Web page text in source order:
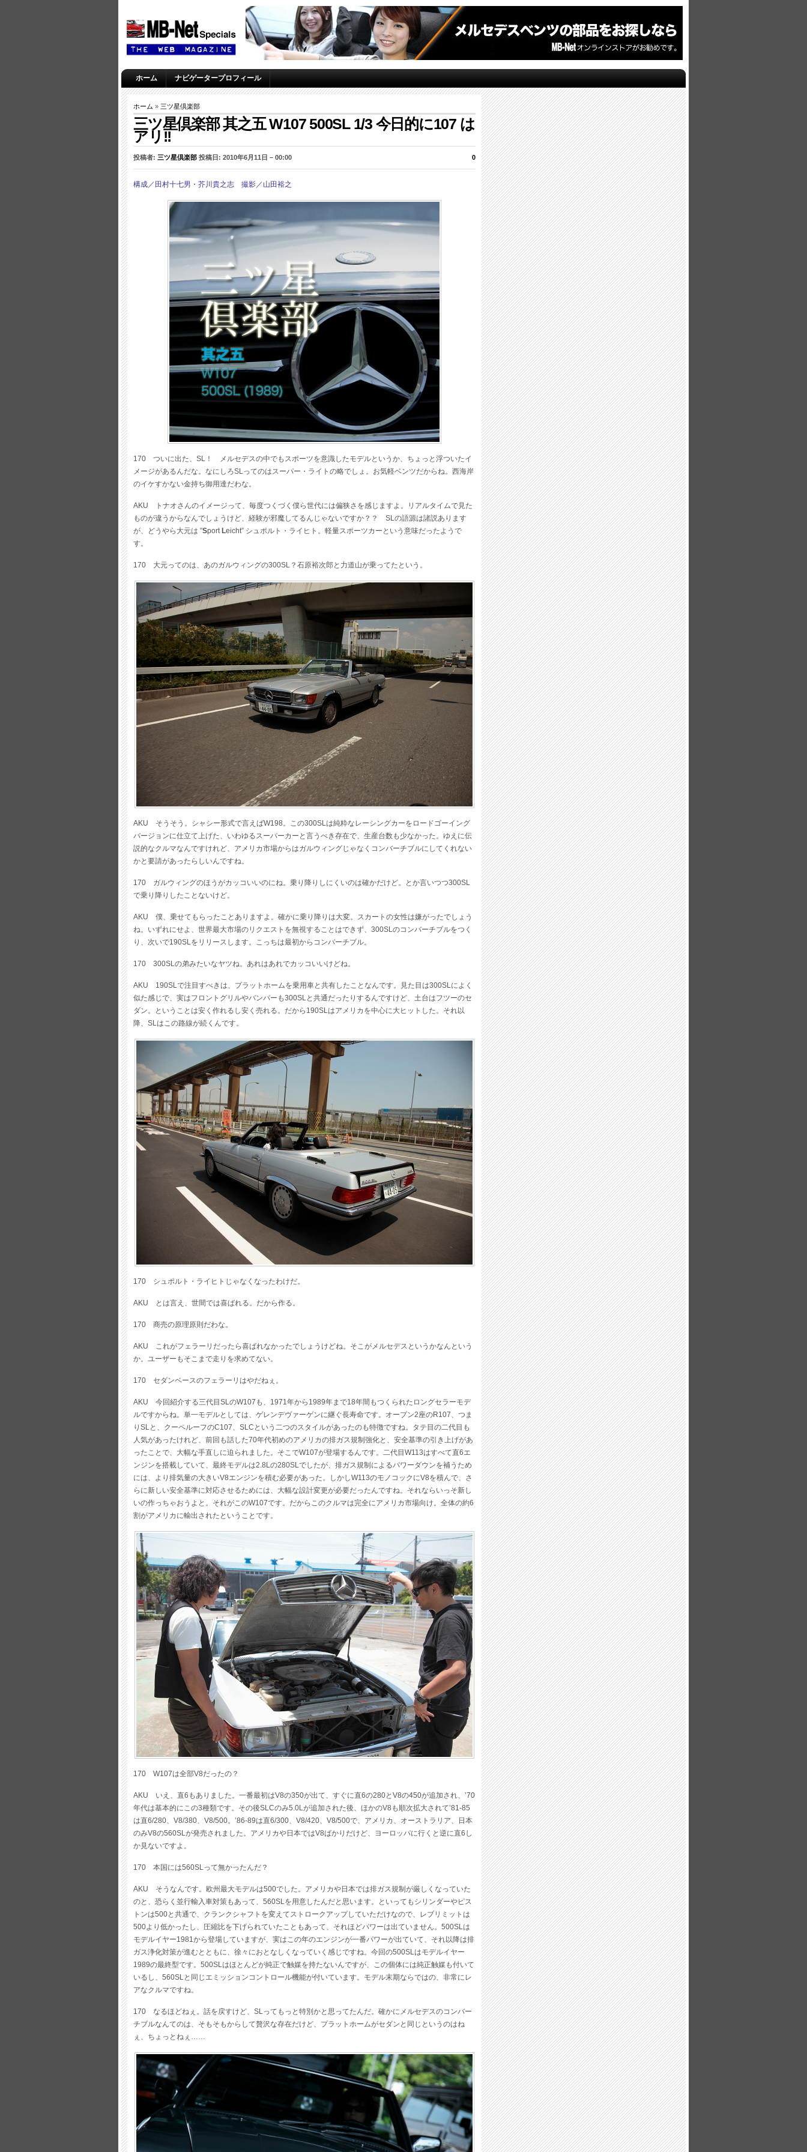
ホーム ナビゲータープロフィール
ホーム » 三ツ星倶楽部
三ツ星倶楽部 其之五 W107 500SL 1/3 今日的に107 は
アリ!!
投稿者: 三ツ星倶楽部 投稿日: 2010年6月11日 – 00:00 0
構成／田村十七男・芥川貴之志 撮影／山田裕之
170 ついに出た、SL！ メルセデスの中でもスポーツを意識したモデルというか、ちょっと浮ついたイ
メージがあるんだな。なにしろSLってのはスーパー・ライトの略でしょ。お気軽ベンツだからね。西海岸
のイケすかない金持ち御用達だわな。
AKU トナオさんのイメージって、毎度つくづく僕ら世代には偏狭さを感じますよ。リアルタイムで見た
ものが違うからなんでしょうけど、経験が邪魔してるんじゃないですか？？ SLの語源は諸説あります
が、どうやら大元は ”Sport Leicht” シュポルト・ライヒト。軽量スポーツカーという意味だったようで
す。
170 大元ってのは、あのガルウィングの300SL？石原裕次郎と力道山が乗ってたという。
AKU そうそう。シャシー形式で言えばW198。この300SLは純粋なレーシングカーをロードゴーイング
バージョンに仕立て上げた、いわゆるスーパーカーと言うべき存在で、生産台数も少なかった。ゆえに伝
説的なクルマなんですけれど、アメリカ市場からはガルウィングじゃなくコンバーチブルにしてくれない
かと要請があったらしいんですね。
170 ガルウィングのほうがカッコいいのにね。乗り降りしにくいのは確かだけど。とか言いつつ300SL
で乗り降りしたことないけど。
AKU 僕、乗せてもらったことありますよ。確かに乗り降りは大変。スカートの女性は嫌がったでしょう
ね。いずれにせよ、世界最大市場のリクエストを無視することはできず、300SLのコンバーチブルをつく
り、次いで190SLをリリースします。こっちは最初からコンバーチブル。
170 300SLの弟みたいなヤツね。あれはあれでカッコいいけどね。
AKU 190SLで注目すべきは、プラットホームを乗用車と共有したことなんです。見た目は300SLによく
似た感じで、実はフロントグリルやバンパーも300SLと共通だったりするんですけど、土台はフツーのセ
ダン。ということは安く作れるし安く売れる。だから190SLはアメリカを中心に大ヒットした。それ以
降、SLはこの路線が続くんです。
170 シュポルト・ライヒトじゃなくなったわけだ。
AKU とは言え、世間では喜ばれる。だから作る。
170 商売の原理原則だわな。
AKU これがフェラーリだったら喜ばれなかったでしょうけどね。そこがメルセデスというかなんという
か。ユーザーもそこまで走りを求めてない。
170 セダンベースのフェラーリはやだねぇ。
AKU 今回紹介する三代目SLのW107も、1971年から1989年まで18年間もつくられたロングセラーモデ
ルですからね。単一モデルとしては、ゲレンデヴァーゲンに継ぐ長寿命です。オープン2座のR107、つま
りSLと、クーペルーフのC107、SLCという二つのスタイルがあったのも特徴ですね。タテ目の二代目も
人気があったけれど、前回も話した70年代初めのアメリカの排ガス規制強化と、安全基準の引き上げがあ
ったことで、大幅な手直しに迫られました。そこでW107が登場するんです。二代目W113はすべて直6エ
ンジンを搭載していて、最終モデルは2.8Lの280SLでしたが、排ガス規制によるパワーダウンを補うため
には、より排気量の大きいV8エンジンを積む必要があった。しかしW113のモノコックにV8を積んで、さ
らに新しい安全基準に対応させるためには、大幅な設計変更が必要だったんですね。それならいっそ新し
いの作っちゃおうよと。それがこのW107です。だからこのクルマは完全にアメリカ市場向け。全体の約6
割がアメリカに輸出されたということです。
170 W107は全部V8だったの？
AKU いえ、直6もありました。一番最初はV8の350が出て、すぐに直6の280とV8の450が追加され、’70
年代は基本的にこの3種類です。その後SLCのみ5.0Lが追加された後、ほかのV8も順次拡大されて’81-85
は直6/280、V8/380、V8/500。’86-89は直6/300、V8/420、V8/500で、アメリカ、オーストラリア、日本
のみV8の560SLが発売されました。アメリカや日本ではV8ばかりだけど、ヨーロッパに行くと逆に直6し
か見ないですよ。
170 本国には560SLって無かったんだ？
AKU そうなんです。欧州最大モデルは500でした。アメリカや日本では排ガス規制が厳しくなっていた
のと、恐らく並行輸入車対策もあって、560SLを用意したんだと思います。といってもシリンダーやピス
トンは500と共通で、クランクシャフトを変えてストロークアップしていただけなので、レブリミットは
500より低かったし、圧縮比を下げられていたこともあって、それほどパワーは出ていません。500SLは
モデルイヤー1981から登場していますが、実はこの年のエンジンが一番パワーが出ていて、それ以降は排
ガス浄化対策が進むとともに、徐々におとなしくなっていく感じですね。今回の500SLはモデルイヤー
1989の最終型です。500SLはほとんどが純正で触媒を持たないんですが、この個体には純正触媒も付いて
いるし、560SLと同じエミッションコントロール機能が付いています。モデル末期ならではの、非常にレ
アなクルマですね。
170 なるほどねぇ。話を戻すけど、SLってもっと特別かと思ってたんだ。確かにメルセデスのコンバー
チブルなんてのは、そもそもからして贅沢な存在だけど、プラットホームがセダンと同じというのはね
ぇ、ちょっとねぇ……